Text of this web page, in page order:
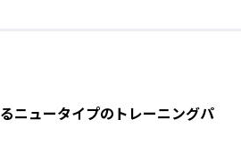
ニュータイプのトレーニングパ